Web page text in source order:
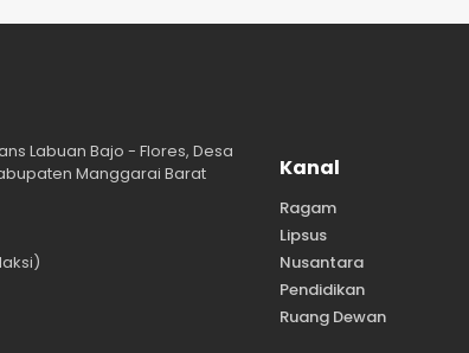
Labuan Bajo - Flores, Desa
Manggarai Barat
Kanal
Ragam
Lipsus
Nusantara
Pendidikan
Ruang Dewan